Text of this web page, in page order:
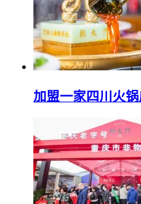
加盟一家四川火